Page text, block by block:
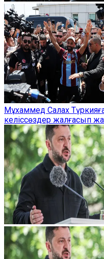
Мұхаммед Салах
келіссөздер жалғасып